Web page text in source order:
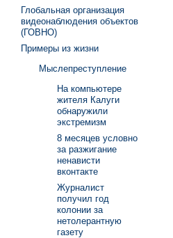
Глобальная организация
видеонаблюдения объектов
(ГОВНО)
Примеры из жизни
Мыслепреступление
На компьютере
жителя Калуги
обнаружили
экстремизм
8 месяцев условно
за разжигание
ненависти
вконтакте
Журналист
получил год
колонии за
нетолерантную
газету